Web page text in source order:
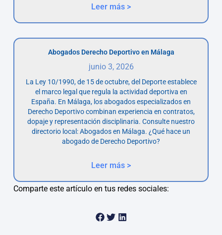
Leer más >
Abogados Derecho Deportivo en Málaga
junio 3, 2026
La Ley 10/1990, de 15 de octubre, del Deporte establece
el marco legal que regula la actividad deportiva en
España. En Málaga, los abogados especializados en
Derecho Deportivo combinan experiencia en contratos,
dopaje y representación disciplinaria. Consulte nuestro
directorio local: Abogados en Málaga. ¿Qué hace un
abogado de Derecho Deportivo?
Leer más >
Comparte este artículo en tus redes sociales: